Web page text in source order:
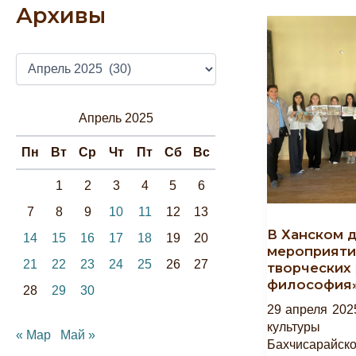
Архивы
Ы
Апрель 2025
Пн Вт Ср Чт Пт Сб Вс
1 2 3 4 5
6
7
8 9 10 11 12
13
14
15 16 17 18 19
20
21
22 23 24 25 26
27
28
29 30
« Мар Май »
В Ханском
29 апреля